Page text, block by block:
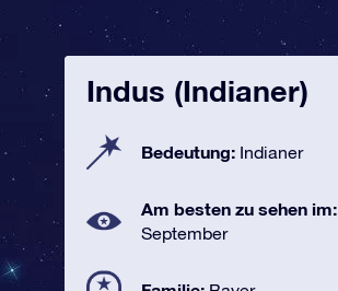
Indus (Indianer)
Bedeutung: Indianer
Am besten zu sehen im:
September